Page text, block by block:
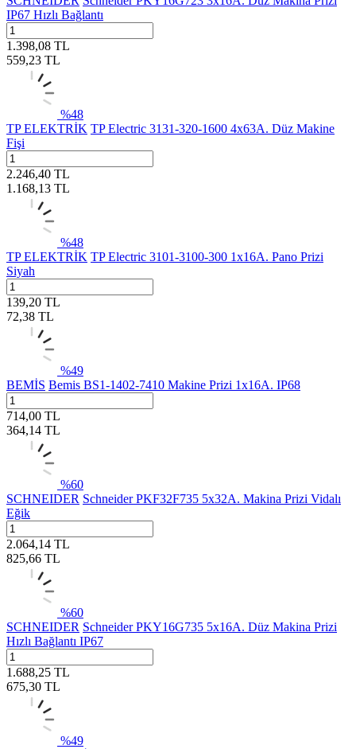
IP67 Hızlı Bağlantı
1.398,08 TL
559,23 TL
%48
TP ELEKTRİK TP Electric 3131-320-1600 4x63A. Düz Makine
Fişi
2.246,40 TL
1.168,13 TL
%48
TP ELEKTRİK TP Electric 3101-3100-300 1x16A. Pano Prizi
Siyah
139,20 TL
72,38 TL
%49
BEMİS Bemis BS1-1402-7410 Makine Prizi 1x16A. IP68
714,00 TL
364,14 TL
%60
SCHNEIDER Schneider PKF32F735 5x32A. Makina Prizi Vidalı
Eğik
2.064,14 TL
825,66 TL
%60
SCHNEIDER Schneider PKY16G735 5x16A. Düz Makina Prizi
Hızlı Bağlantı IP67
1.688,25 TL
675,30 TL
%49